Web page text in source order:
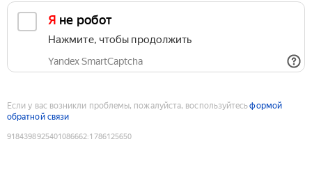
Я не робот
Нажмите, чтобы продолжить
Yandex SmartCaptcha
Если у вас возникли проблемы, пожалуйста, воспользуйтесьформой
обратной связи
9184398925401086662:1786125650